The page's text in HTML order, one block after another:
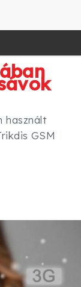
használt
GSM